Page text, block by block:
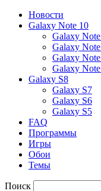
Новости
Galaxy Note 10
Galaxy
Galaxy
Galaxy
Galaxy
Galaxy S8
Galaxy S7
Galaxy S6
Galaxy S5
FAQ
Программы
Игры
Обои
Темы
Поиск